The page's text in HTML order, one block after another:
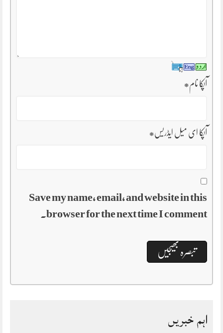
آپکا نام*
آپکا ای میل ایڈریس*
Save my name, email, and website in this
browser for the next time I comment.
اہم خبریں